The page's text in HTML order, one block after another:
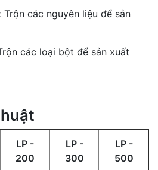
Trộn các nguyên liệu để sản
các loại bột để sản xuất
LP -
200
LP -
300
LP -
500